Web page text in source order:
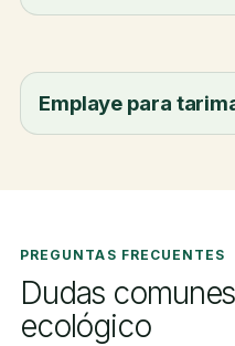
Emplaye para
PREGUNTAS FRECUENTES
Dudas
ecológico